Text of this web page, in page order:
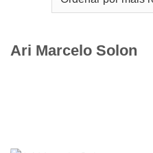
Ari Marcelo Solon